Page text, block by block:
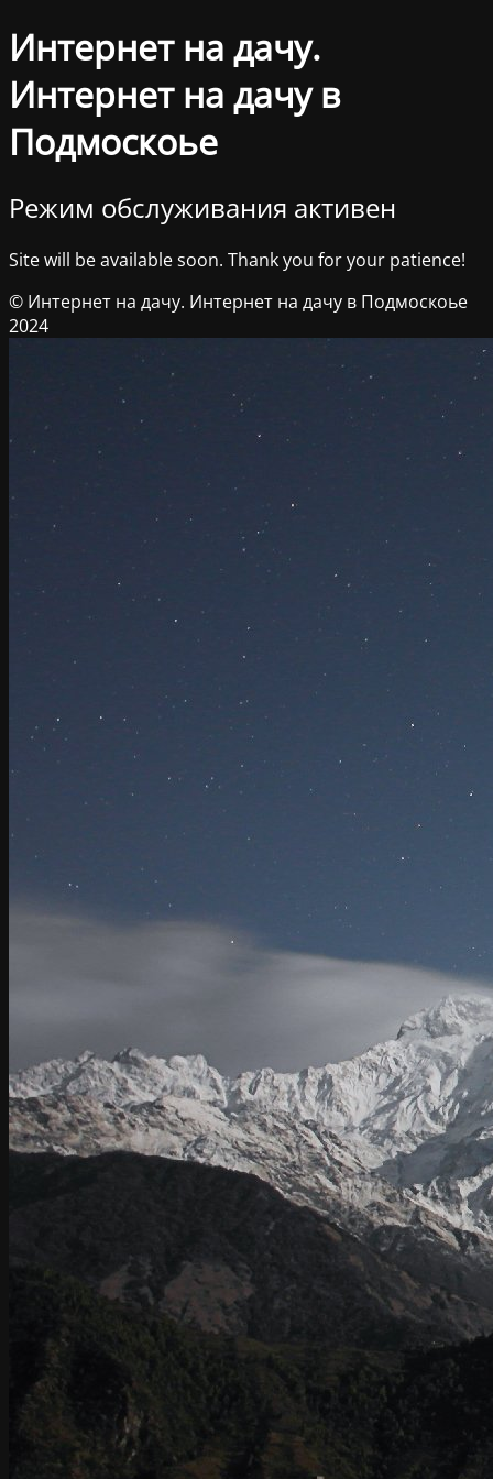
Интернет на дачу.
Интернет на дачу в
Подмоскоье
Режим обслуживания активен
Site will be available soon. Thank you for your patience!
© Интернет на дачу. Интернет на дачу в Подмоскоье
2024